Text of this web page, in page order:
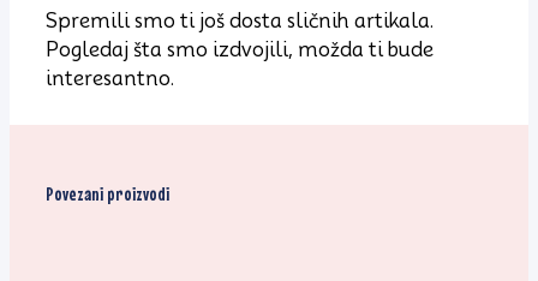
Spremili smo ti još dosta sličnih artikala.
Pogledaj šta smo izdvojili, možda ti bude
interesantno.
Povezani proizvodi